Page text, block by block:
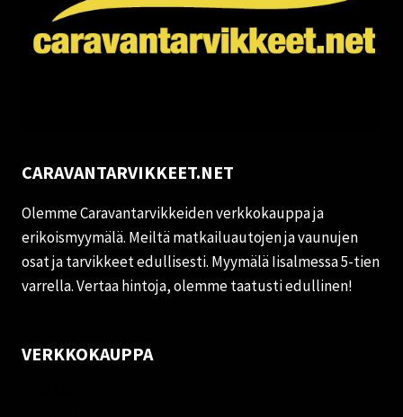
CARAVANTARVIKKEET.NET
Olemme Caravantarvikkeiden verkkokauppa ja
erikoismyymälä. Meiltä matkailuautojen ja vaunujen
osat ja tarvikkeet edullisesti. Myymälä Iisalmessa 5-tien
varrella. Vertaa hintoja, olemme taatusti edullinen!
VERKKOKAUPPA